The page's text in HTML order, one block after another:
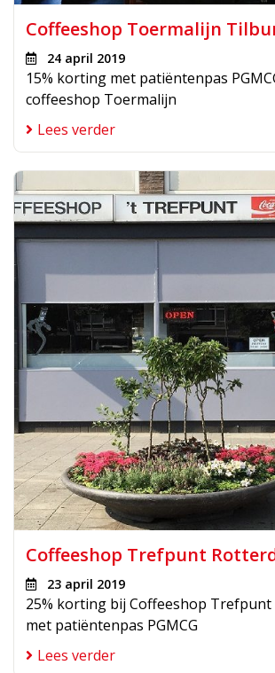
Coffeeshop Toermalijn
24 april 2019
15% korting met patiëntenpas
coffeeshop Toermalijn
Lees verder
Coffeeshop Trefpunt
23 april 2019
25% korting bij Coffeeshop Trefpunt
met patiëntenpas PGMCG
Lees verder